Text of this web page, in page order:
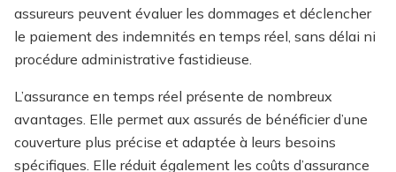
assureurs peuvent évaluer les dommages et déclencher
le paiement des indemnités en temps réel, sans délai ni
procédure administrative fastidieuse.
L’assurance en temps réel présente de nombreux
avantages. Elle permet aux assurés de bénéficier d’une
couverture plus précise et adaptée à leurs besoins
spécifiques. Elle réduit également les coûts d’assurance